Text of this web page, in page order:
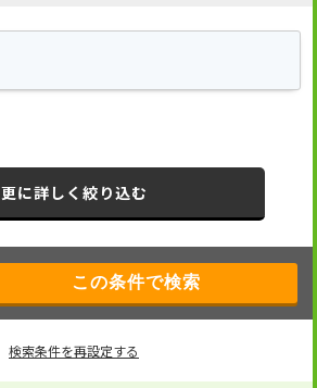
更に詳しく絞り込む
検索条件を再設定する